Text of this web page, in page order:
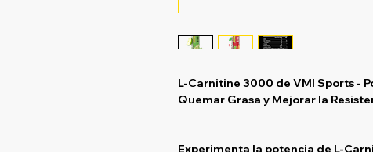
L-Carnitine 3000 de VMI Sports -
Quemar Grasa y Mejorar la